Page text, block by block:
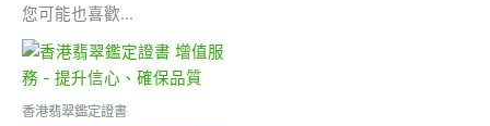
您可能也喜歡…
香港翡翠鑑定證書